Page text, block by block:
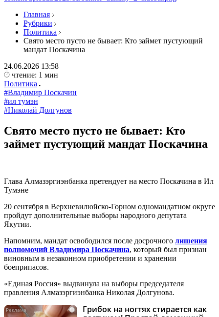
Главная
Рубрики
Политика
Свято место пусто не бывает: Кто займет пустующий
мандат Поскачина
24.06.2026 13:58
чтение: 1 мин
Политика
#Владимир Поскачин
#ил тумэн
#Николай Долгунов
Свято место пусто не бывает: Кто
займет пустующий мандат Поскачина
Глава Алмазэргиэнбанка претендует на место Поскачина в Ил
Тумэне
20 сентября в Верхневилюйско-Горном одномандатном округе
пройдут дополнительные выборы народного депутата
Якутии.
Напомним, мандат освободился после досрочного лишения
полномочий Владимира Поскачина, который был признан
виновным в незаконном приобретении и хранении
боеприпасов.
«Единая Россия» выдвинула на выборы председателя
правления Алмазэргиэнбанка Николая Долгунова.
i
Грибок на ногтях стирается как